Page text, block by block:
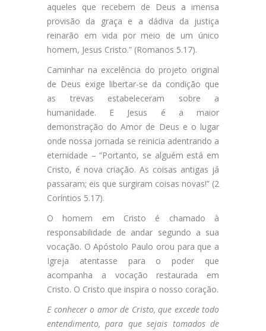
aqueles que recebem de Deus a imensa
provisão da graça e a dádiva da justiça
reinarão em vida por meio de um único
homem, Jesus Cristo.” (Romanos 5.17).
Caminhar na excelência do projeto original
de Deus exige libertar-se da condição que
as trevas estabeleceram sobre a
humanidade. E Jesus é a maior
demonstração do Amor de Deus e o lugar
onde nossa jornada se reinicia adentrando a
eternidade – “Portanto, se alguém está em
Cristo, é nova criação. As coisas antigas já
passaram; eis que surgiram coisas novas!” (2
Coríntios 5.17).
O homem em Cristo é chamado à
responsabilidade de andar segundo a sua
vocação. O Apóstolo Paulo orou para que a
Igreja atentasse para o poder que
acompanha a vocação restaurada em
Cristo. O Cristo que inspira o nosso coração.
E conhecer o amor de Cristo, que excede todo
entendimento, para que sejais tomados de